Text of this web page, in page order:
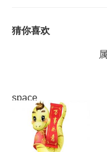
猜你喜欢
space